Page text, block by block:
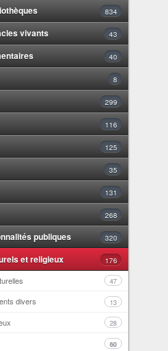
834
vivants 43
40
8
299
116
125
35
131
268
publiques 320
et religieux 176
47
divers 13
28
60